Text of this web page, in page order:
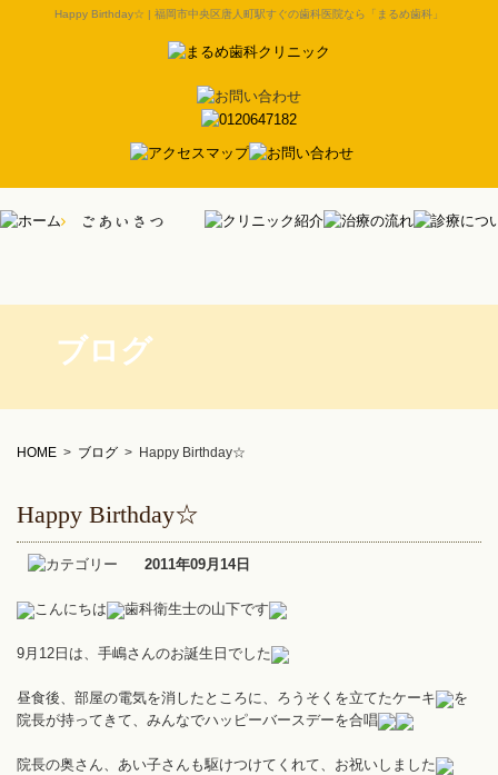
Happy Birthday☆ | 福岡市中央区唐人町駅すぐの歯科医院なら「まるめ歯科」
ブログ
HOME > ブログ > Happy Birthday☆
Happy Birthday☆
2011年09月14日
こんにちは 歯科衛生士の山下です
9月12日は、手嶋さんのお誕生日でした
昼食後、部屋の電気を消したところに、ろうそくを立てたケーキ
を
院長が持ってきて、みんなでハッピーバースデーを合唱
院長の奥さん、あい子さんも駆けつけてくれて、お祝いしました